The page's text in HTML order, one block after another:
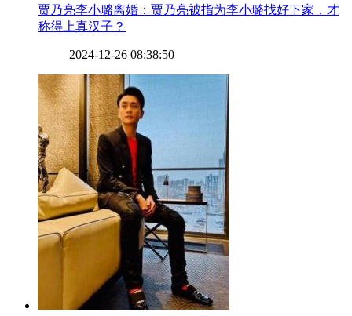
​贾乃亮李小璐离婚：贾乃亮被指为李小璐找好下家，才
称得上真汉子？
2024-12-26 08:38:50